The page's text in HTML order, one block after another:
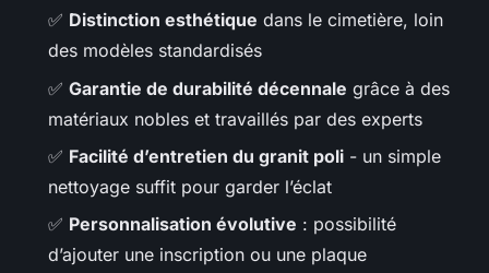
✅ Distinction esthétique dans le cimetière, loin
des modèles standardisés
✅ Garantie de durabilité décennale grâce à des
matériaux nobles et travaillés par des experts
✅ Facilité d’entretien du granit poli - un simple
nettoyage suffit pour garder l’éclat
✅ Personnalisation évolutive : possibilité
d’ajouter une inscription ou une plaque